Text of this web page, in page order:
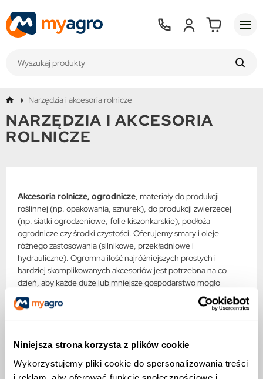
Niniejsza strona korzysta z plików cookie
Wykorzystujemy pliki cookie do spersonalizowania treści
Narzędzia i akcesoria rolnicze
NARZĘDZIA I AKCESORIA
ROLNICZE
Akcesoria rolnicze, ogrodnicze, materiały do produkcji
roślinnej (np. opakowania, sznurek), do produkcji zwierzęcej
(np. siatki ogrodzeniowe, folie kiszonkarskie), podłoża
ogrodnicze czy środki czystości. Oferujemy smary i oleje
różnego zastosowania (silnikowe, przekładniowe i
hydrauliczne). Ogromna ilość najróżniejszych prostych i
bardziej skomplikowanych akcesoriów jest potrzebna na co
dzień, aby każde duże lub mniejsze gospodarstwo mogło
funkcjonować. W naszym sklepie znajdziecie Państwo wiele z
nich. Zachęcamy do przejrzenia naszej oferty.
Brak dostępnych produktów.